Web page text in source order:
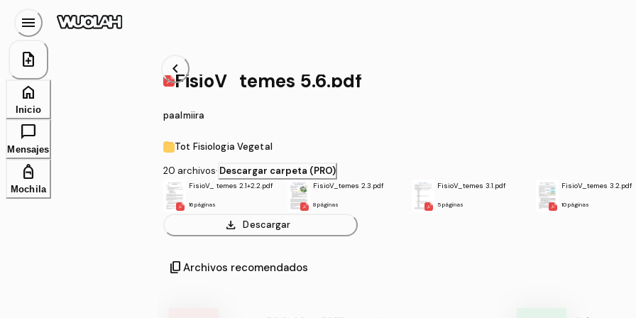
chevron_left
FisioV_temes 5.6.pdf
paalmiira
Tot Fisiologia Vegetal
20 archivos· Descargar carpeta (PRO)
FisioV_ temes 2.1+2.2.pdf
16 páginas
FisioV_temes 2.3.pdf
8 páginas
FisioV_temes 3.1.pdf
5 páginas
FisioV_temes 3.2.pdf
10 páginas
download Descargar
content_copy Archivos recomendados
menu
note_add
home
Inicio
chat_bubble
Mensajes
personal_bag
Mochila